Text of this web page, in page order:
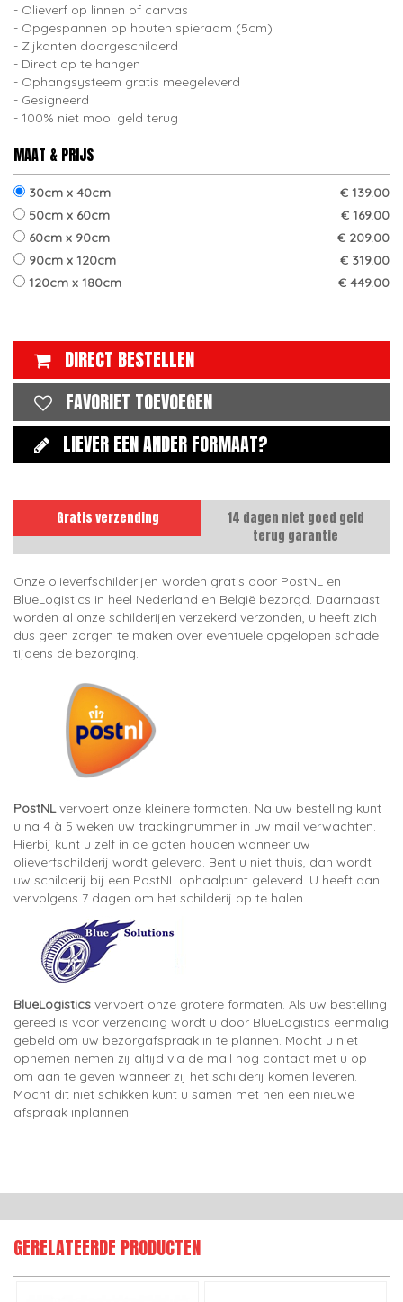
Olieverf op linnen of canvas
Opgespannen op houten spieraam (5cm)
Zijkanten doorgeschilderd
Direct op te hangen
Ophangsysteem gratis meegeleverd
Gesigneerd
100% niet mooi geld terug
MAAT & PRIJS
30cm x 40cm
€ 139.00
50cm x 60cm
€ 169.00
60cm x 90cm
€ 209.00
90cm x 120cm
€ 319.00
120cm x 180cm
€ 449.00
DIRECT BESTELLEN
FAVORIET TOEVOEGEN
LIEVER EEN ANDER FORMAAT?
Gratis verzending
14 dagen niet goed geld
terug garantie
Onze olieverfschilderijen worden gratis door PostNL en
BlueLogistics in heel Nederland en België bezorgd. Daarnaast
worden al onze schilderijen verzekerd verzonden, u heeft zich
dus geen zorgen te maken over eventuele opgelopen schade
tijdens de bezorging.
PostNLvervoert onze kleinere formaten. Na uw bestelling kunt
u na 4 à 5 weken uw trackingnummer in uw mail verwachten.
Hierbij kunt u zelf in de gaten houden wanneer uw
olieverfschilderij wordt geleverd. Bent u niet thuis, dan wordt
uw schilderij bij een PostNL ophaalpunt geleverd. U heeft dan
vervolgens 7 dagen om het schilderij op te halen.
BlueLogistics vervoert onze grotere formaten. Als uw bestelling
gereed is voor verzending wordt u door BlueLogistics eenmalig
gebeld om uw bezorgafspraak in te plannen. Mocht u niet
opnemen nemen zij altijd via de mail nog contact met u op
om aan te geven wanneer zij het schilderij komen leveren.
Mocht dit niet schikken kunt u samen met hen een nieuwe
afspraak inplannen.
GERELATEERDE PRODUCTEN